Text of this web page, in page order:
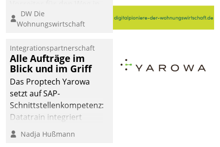
eine digitale Zukunft zu
finden, ist das Ziel des
der
Wohnungswirtschaft“.
Bewerben können sich
dafür ein Team
bestehend aus
Wohnungsunternehmen
und PropTech.
DW Die
Wohnungswirtschaft
Integrationspartnerschaft
Alle Aufträge im
Blick und im Griff
Das Proptech Yarowa
setzt auf SAP-
Schnittstellenkompetenz:
Datatrain integriert
Yarowas Portal zur
Vergabe und Verwaltung
Nadja Hußmann